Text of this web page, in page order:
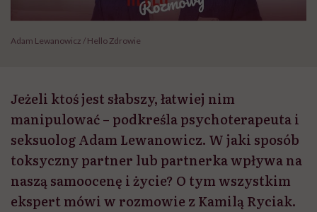
Adam Lewanowicz / Hello Zdrowie
Jeżeli ktoś jest słabszy, łatwiej nim
manipulować – podkreśla psychoterapeuta i
seksuolog Adam Lewanowicz. W jaki sposób
toksyczny partner lub partnerka wpływa na
naszą samoocenę i życie? O tym wszystkim
ekspert mówi w rozmowie z Kamilą Ryciak.